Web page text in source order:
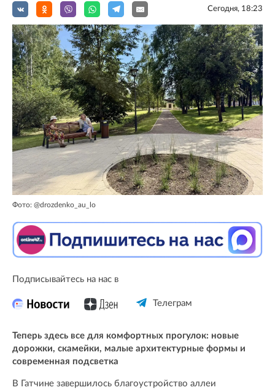
Сегодня, 18:23
Фото: @drozdenko_au_lo
Подписывайтесь на нас в
Телеграм
Теперь здесь все для комфортных прогулок: новые
дорожки, скамейки, малые архитектурные формы и
современная подсветка
В Гатчине завершилось благоустройство аллеи